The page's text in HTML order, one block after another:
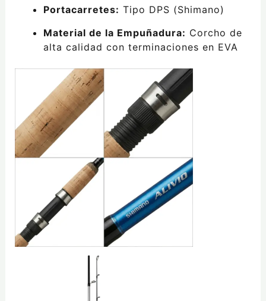
Portacarretes: Tipo DPS (Shimano)
Material de la Empuñadura: Corcho de
alta calidad con terminaciones en EVA